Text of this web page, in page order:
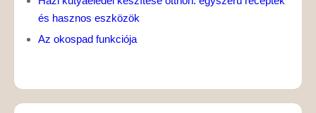
és hasznos eszközök
Az okospad funkciója